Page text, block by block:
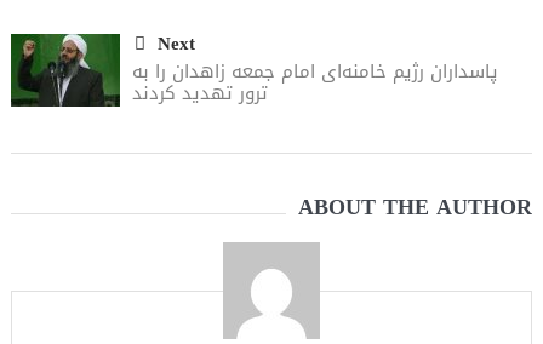
Next
پاسداران رژیم خامنه‌ای امام جمعه زاهدان را به
ترور تهدید کردند
ABOUT THE AUTHOR